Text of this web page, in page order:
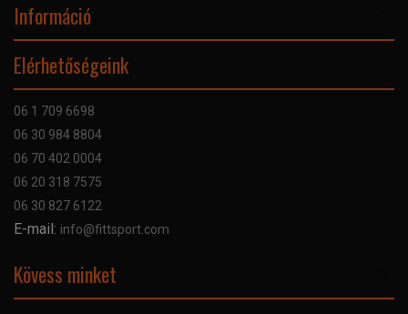
Információ
Bankkártyás fizetés
Adatvédelmi nyilatkozat
Elérhetőségeink
06 1 709 6698
06 30 984 8804
06 70 402 0004
06 20 318 7575
06 30 827 6122
E-mail: info@fittsport.com
Kövess minket